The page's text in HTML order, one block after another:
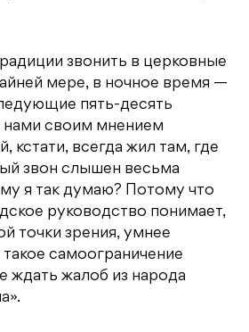
звонить в церковные
мере, в ночное время —
пять-десять
нами своим мнением
кстати, всегда жил там, где
звон слышен весьма
я так думаю? Потому что
руководство понимает,
точки зрения, умнее
самоограничение
ждать жалоб из народа